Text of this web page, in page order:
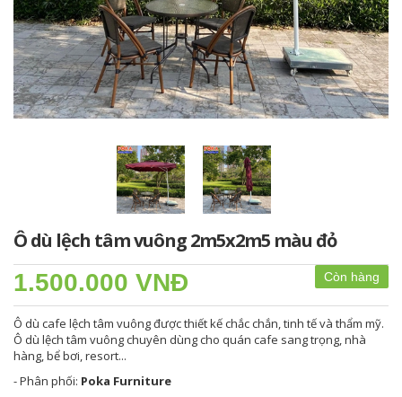
Ô dù lệch tâm vuông 2m5x2m5 màu đỏ
Còn hàng
1.500.000 VNĐ
Ô dù cafe lệch tâm vuông được thiết kế chắc chắn, tinh tế và thẩm mỹ.
Ô dù lệch tâm vuông chuyên dùng cho quán cafe sang trọng, nhà
hàng, bể bơi, resort...
- Phân phối: Poka Furniture